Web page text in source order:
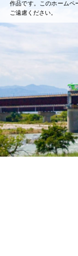
作品です。このホームペ
ご遠慮ください。